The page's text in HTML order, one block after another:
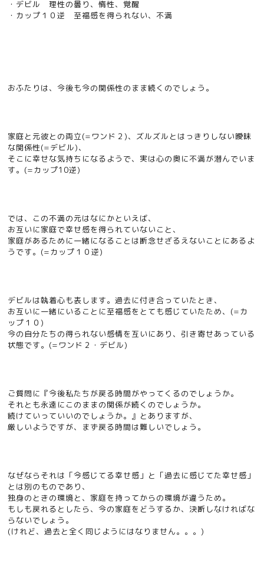
・デビル 理性の曇り、惰性、覚醒
・カップ１０逆 至福感を得られない、不満
おふたりは、今後も今の関係性のまま続くのでしょう。
家庭と元彼との両立(=ワンド２)、ズルズルとはっきりしない曖昧
な関係性(=デビル)、
そこに幸せな気持ちになるようで、実は心の奥に不満が潜んでいま
す。(=カップ10逆)
では、この不満の元はなにかといえば、
お互いに家庭で幸せ感を得られていないこと、
家庭があるために一緒になることは断念せざるえないことにあるよ
うです。(=カップ１０逆)
デビルは執着心も表します。過去に付き合っていたとき、
お互いに一緒にいることに至福感をとても感じていたため、(=カ
ップ１０)
今の自分たちの得られない感情を互いにあり、引き寄せあっている
状態です。(=ワンド２・デビル)
ご質問に『今後私たちが戻る時間がやってくるのでしょうか。
それとも永遠にこのままの関係が続くのでしょうか。
続けていっていいのでしょうか。』とありますが、
厳しいようですが、まず戻る時間は難しいでしょう。
なぜならそれは「今感じてる幸せ感」と「過去に感じてた幸せ感」
とは別のものであり、
独身のときの環境と、家庭を持ってからの環境が違うため。
もしも戻れるとしたら、今の家庭をどうするか、決断しなければな
らないでしょう。
(けれど、過去と全く同じようにはなりません。。。)